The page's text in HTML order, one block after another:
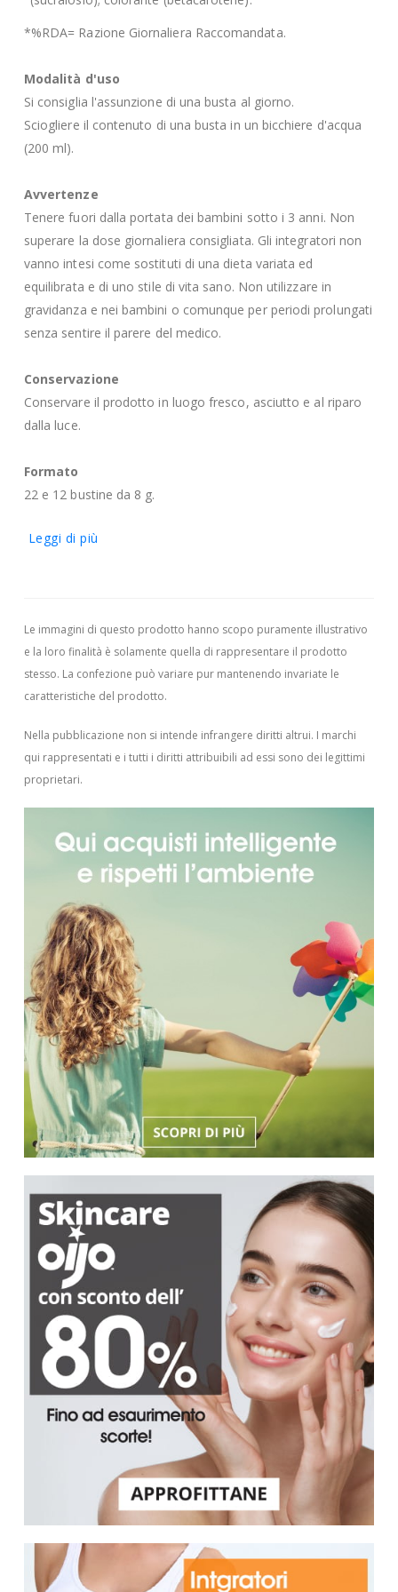
*%RDA= Razione Giornaliera Raccomandata.
Modalità d'uso
Si consiglia l'assunzione di una busta al giorno.
Sciogliere il contenuto di una busta in un bicchiere d'acqua
(200 ml).
Avvertenze
Tenere fuori dalla portata dei bambini sotto i 3 anni. Non
superare la dose giornaliera consigliata. Gli integratori non
vanno intesi come sostituti di una dieta variata ed
equilibrata e di uno stile di vita sano. Non utilizzare in
gravidanza e nei bambini o comunque per periodi prolungati
senza sentire il parere del medico.
Conservazione
Conservare il prodotto in luogo fresco, asciutto e al riparo
dalla luce.
Formato
22 e 12 bustine da 8 g.
Leggi di più
Le immagini di questo prodotto hanno scopo puramente illustrativo
e la loro finalità è solamente quella di rappresentare il prodotto
stesso. La confezione può variare pur mantenendo invariate le
caratteristiche del prodotto.
Nella pubblicazione non si intende infrangere diritti altrui. I marchi
qui rappresentati e i tutti i diritti attribuibili ad essi sono dei legittimi
proprietari.